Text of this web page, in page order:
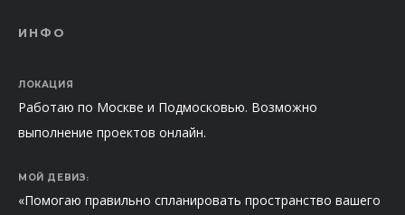
ИНФО
ЛОКАЦИЯ
Работаю по Москве и Подмосковью. Возможно
выполнение проектов онлайн.
МОЙ ДЕВИЗ:
«Помогаю правильно спланировать пространство вашего